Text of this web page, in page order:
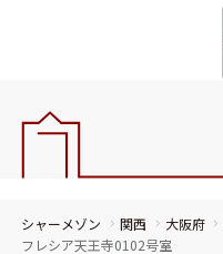
シャーメゾン 関西 大阪府
フレシア天王寺0102号室